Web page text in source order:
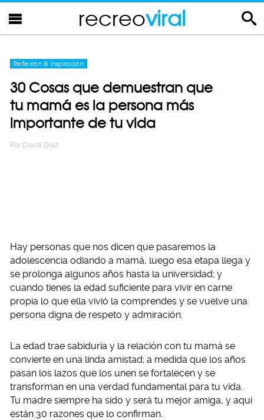
recreoviral
Reflexión & Inspiración
30 Cosas que demuestran que
tu mamá es la persona más
importante de tu vida
Por Diana Diaz
Hay personas que nos dicen que pasaremos la
adolescencia odiando a mamá, luego esa etapa llega y
se prolonga algunos años hasta la universidad; y
cuando tienes la edad suficiente para vivir en carne
propia lo que ella vivió la comprendes y se vuelve una
persona digna de respeto y admiración.
La edad trae sabiduría y la relación con tu mamá se
convierte en una linda amistad; a medida que los años
pasan los lazos que los unen se fortalecen y se
transforman en una verdad fundamental para tu vida.
Tu madre siempre ha sido y será tu mejor amiga, y aquí
están 30 razones que lo confirman.